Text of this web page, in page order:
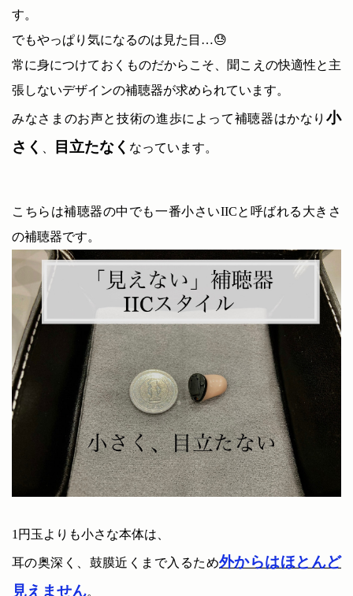
す。
でもやっぱり気になるのは見た目…😓
常に身につけておくものだからこそ、聞こえの快適性と主
張しないデザインの補聴器が求められています。
みなさまのお声と技術の進歩によって補聴器はかなり 小
さく
目立たなく なっています。
こちらは補聴器の中でも一番小さいIICと呼ばれる大きさ
の補聴器です。
1円玉よりも小さな本体は、
耳の奥深く、鼓膜近くまで入るため外からはほとんど
見えません。